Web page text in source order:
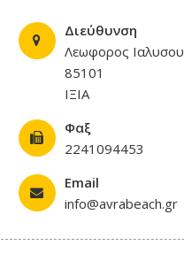
Διεύθυνση
Λεωφορος Ιαλυσου
85101
ΙΞΙΑ
Φαξ
2241094453
Email
info@avrabeach.gr